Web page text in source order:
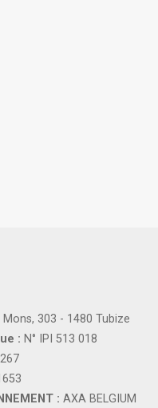
Mons, 303 - 1480 Tubize
: N° IPI 513 018
: AXA BELGIUM